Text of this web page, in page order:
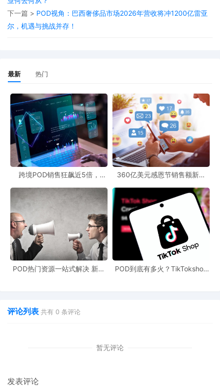
模式中，精准营销至关重要，就如同ChatGPT此次广告测试只针对
特定用户群体且在相关场景展示广告一样，POD商家也需要精准定
户体验和商业利益。OpenAI对不同版本用户的广告设置，就是在提
升服务可访问性和探索新营收模式之间寻求平衡。跨境POD业务同
样需要在盈利和用户满意度之间找到最佳的契合点，以保证长期稳
定的发展。
关注跨境最新动态，我们不仅要着眼于行业内的信息，像科技巨头
的新举措也可能会为我们带来新的思路和方向。此次OpenAI在
ChatGPT中的广告测试，无疑为跨境POD领域提供了一个值得深入
研究的案例。
下一篇 > POD视角：巴西奢侈品市场2026年营收将冲1200亿雷亚
尔，机遇与挑战并存！
最新 热门
跨境POD销售狂飙近5倍，
360亿美元感恩节销售额新纪
新风潮！
POD热门资源一站式解决 新手
POD到底有多火？TikTokshop
评论列表 共有 0 条评论
暂无评论
发表评论